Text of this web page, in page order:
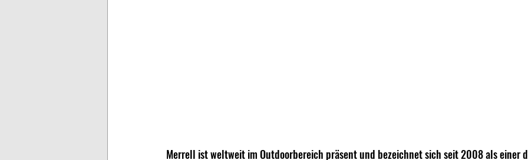
Merrell ist weltweit im Outdoorbereich präsent und bezeichnet sich seit 2008 als einer